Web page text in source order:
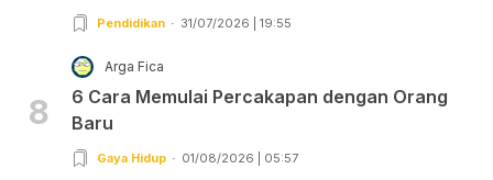
Pendidikan 31/07/2026 | 19:55
8
Arga Fica
6 Cara Memulai Percakapan dengan Orang
Baru
Gaya Hidup 01/08/2026 | 05:57